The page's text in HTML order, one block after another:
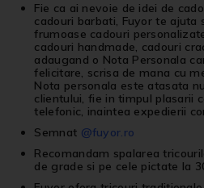
Fie ca ai nevoie de idei de
cadouri barbati, Fuyor te ajuta
frumoase cadouri
cadouri handmade, cadouri
adaugand o Nota Personala
felicitare, scrisa de mana cu
Nota personala este atasata
clientului, fie in timpul plasarii
telefonic, inaintea expedierii
Semnat @fuyor.ro
Recomandam spalarea
de grade si pe cele pictate la